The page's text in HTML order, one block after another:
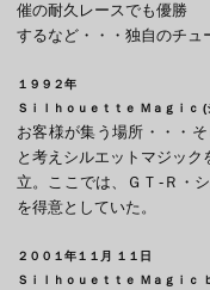
催の耐久レースでも優勝
するなど・・・独自のチュ
１９９２年
Ｓｉｌｈｏｕｅｔｔｅ Ｍａｇｉｃ
お客様が集う場所・・・
と考えシルエットマジック
立。ここでは、ＧＴ‐Ｒ・
を得意としていた。
２００１年１１月 １１日
Ｓｉｌｈｏｕｅｔｔｅ Ｍａｇｉｃ